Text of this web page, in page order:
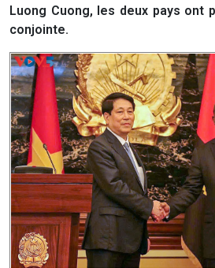
Luong Cuong, les deux pays ont
conjointe.